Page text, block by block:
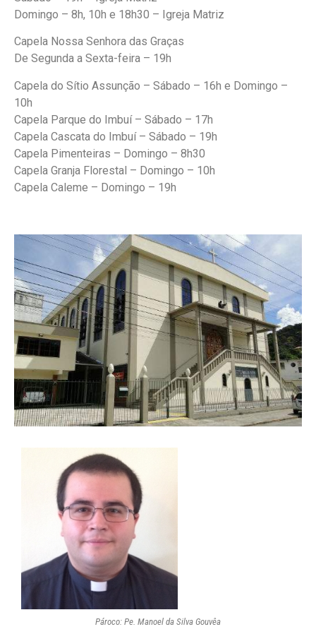
Domingo – 8h, 10h e 18h30 – Igreja Matriz
Capela Nossa Senhora das Graças
De Segunda a Sexta-feira – 19h
Capela do Sítio Assunção – Sábado – 16h e Domingo –
10h
Capela Parque do Imbuí – Sábado – 17h
Capela Cascata do Imbuí – Sábado – 19h
Capela Pimenteiras – Domingo – 8h30
Capela Granja Florestal – Domingo – 10h
Capela Caleme – Domingo – 19h
Pároco: Pe. Manoel da Silva Gouvêa